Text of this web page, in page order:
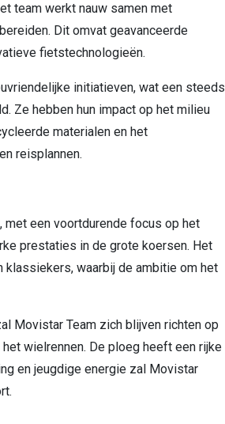
team werkt nauw samen met
Dit omvat geavanceerde
fietstechnologieën.
initiatieven, wat een steeds
Ze hebben hun impact op het milieu
materialen en het
reisplannen.
een voortdurende focus op het
prestaties in de grote koersen. Het
waarbij de ambitie om het
Movistar Team zich blijven richten op
wielrennen. De ploeg heeft een rijke
en jeugdige energie zal Movistar